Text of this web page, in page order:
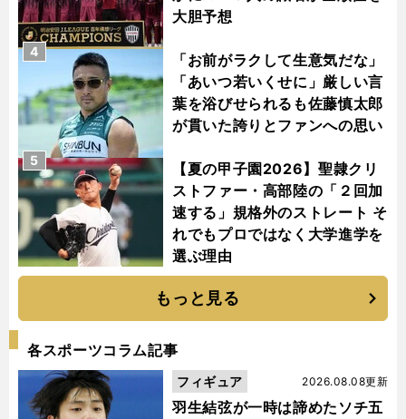
大胆予想
「お前がラクして生意気だな」
「あいつ若いくせに」厳しい言
葉を浴びせられるも佐藤慎太郎
が貫いた誇りとファンへの思い
4
【夏の甲子園2026】聖隷クリ
ストファー・高部陸の「２回加
速する」規格外のストレート そ
れでもプロではなく大学進学を
選ぶ理由
5
もっと見る
各スポーツコラム記事
羽生結弦が一時は諦めたソチ五
2026.08.08更新
フィギュア